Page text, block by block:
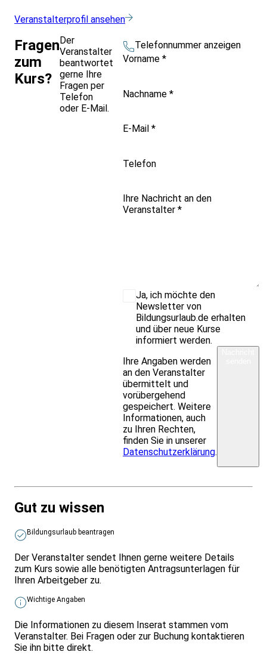
Veranstalterprofil ansehen
Fragen
zum
Kurs?
Der
Veranstalter
beantwortet
gerne Ihre
Fragen per
Telefon
oder E-Mail.
Telefonnummer anzeigen
Vorname *
Nachname *
E-Mail *
Telefon
Ihre Nachricht an den
Veranstalter *
Ja, ich möchte den
Newsletter von
Bildungsurlaub.de erhalten
und über neue Kurse
informiert werden.
Ihre Angaben werden
an den Veranstalter
übermittelt und
vorübergehend
gespeichert. Weitere
Informationen, auch
zu Ihren Rechten,
finden Sie in unserer
Datenschutzerklärung.
Gut zu wissen
Bildungsurlaub beantragen
Der Veranstalter sendet Ihnen gerne weitere Details
zum Kurs sowie alle benötigten Antragsunterlagen für
Ihren Arbeitgeber zu.
Wichtige Angaben
Die Informationen zu diesem Inserat stammen vom
Veranstalter. Bei Fragen oder zur Buchung kontaktieren
Sie ihn bitte direkt.